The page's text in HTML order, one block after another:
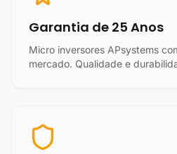
Garantia de 25 Anos
Micro inversores APsystems
mercado. Qualidade e